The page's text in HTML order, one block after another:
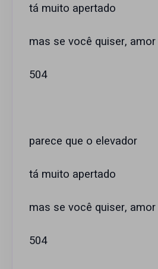
tá muito apertado
mas se você quiser, amor
504
parece que o elevador
tá muito apertado
mas se você quiser, amor
504